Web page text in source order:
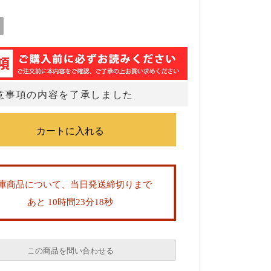
事項の内容を了承しました
商品について、当日発送締切りまで
あと 10時間23分18秒
この商品を問い合わせる